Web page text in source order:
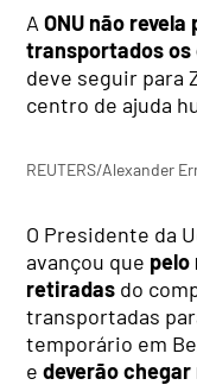
AONU não
transportados
deve seguir para
centro de ajuda
REUTERS/Alexander
O Presidente da
avançou que pelo
retiradas do
transportadas
temporário em
edeverão